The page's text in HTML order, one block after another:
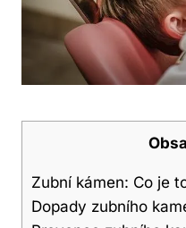
Zubní kámen: Co je
Dopady zubního